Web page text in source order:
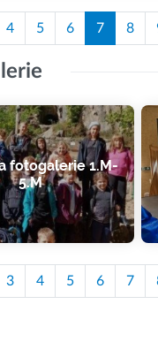
4 5 6 7 8
fotogalerie 1.M-
5.M
3 4 5 6 7